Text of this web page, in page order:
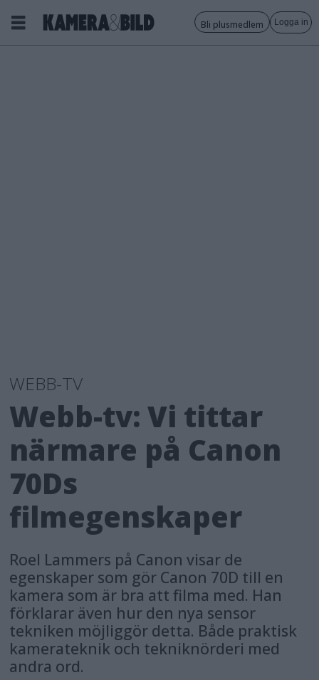
Bli plusmedlem Logga in
WEBB-TV
Webb-tv: Vi tittar
närmare på Canon
70Ds
filmegenskaper
Roel Lammers på Canon visar de
egenskaper som gör Canon 70D till en
kamera som är bra att filma med. Han
förklarar även hur den nya sensor
tekniken möjliggör detta. Både praktisk
kamerateknik och tekniknörderi med
andra ord.